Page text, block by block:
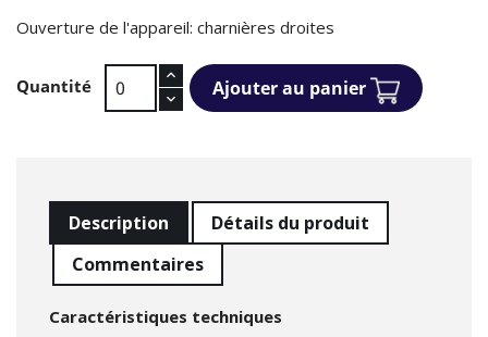
Ouverture de l'appareil: charnières droites
Quantité Ajouter au panier
Description
Détails du produit
Commentaires
Caractéristiques techniques